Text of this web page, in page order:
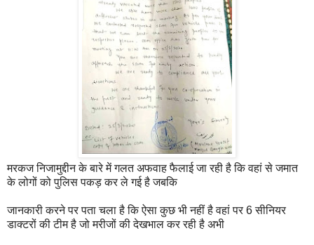
मरकज निजामुद्दीन के बारे में गलत अफवाह फैलाई जा रही है कि वहां से जमात
के लोगों को पुलिस पकड़ कर ले गई है जबकि
जानकारी करने पर पता चला है कि ऐसा कुछ भी नहीं है वहां पर 6 सीनियर
डाक्टरों की टीम है जो मरीजों की देखभाल कर रही है अभी